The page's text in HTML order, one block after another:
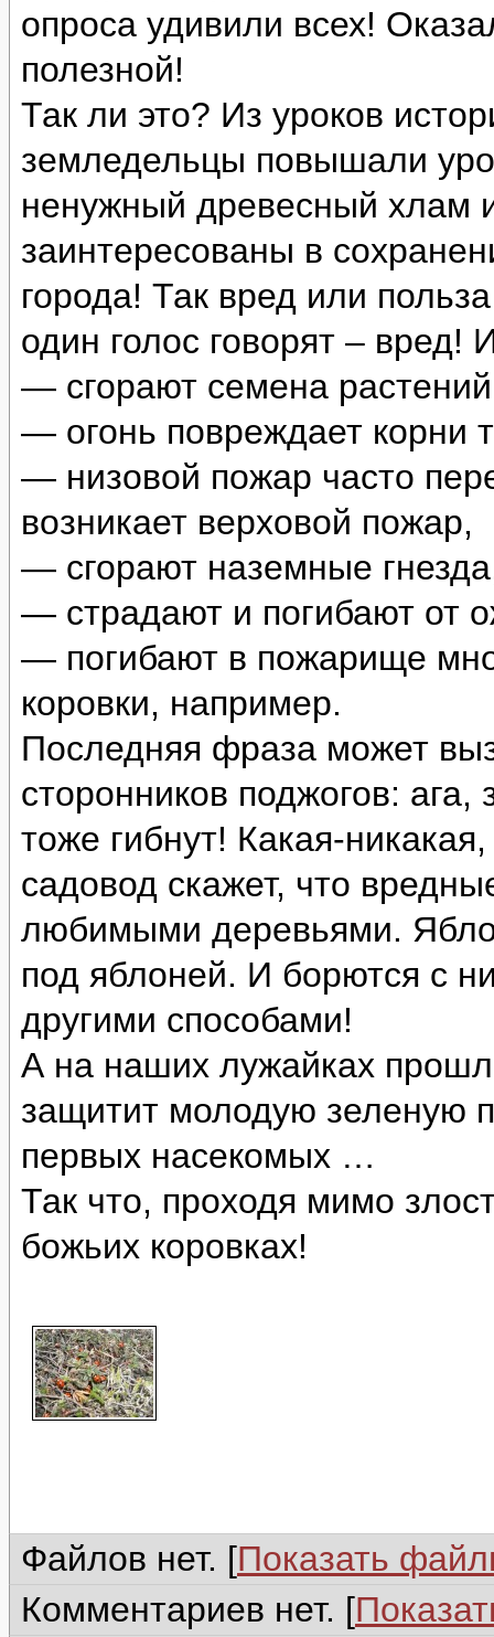
опроса удивили всех!
полезной!
Так ли это? Из уроков
земледельцы повышали
ненужный древесный хлам
заинтересованы в
города! Так вред или
один голос говорят – вред!
— сгорают семена
— огонь повреждает корни
— низовой пожар часто
возникает верховой пожар,
— сгорают наземные
— страдают и погибают от
— погибают в пожарище
коровки, например.
Последняя фраза может
сторонников поджогов:
тоже гибнут! Какая-
садовод скажет, что
любимыми деревьями.
под яблоней. И борются с
другими способами!
А на наших лужайках
защитит молодую зеленую
первых насекомых …
Так что, проходя мимо
божьих коровках!
Файлов нет. [Показать
Комментариев нет. [